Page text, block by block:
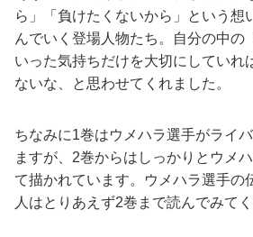
ら」「負けたくないから」という想
んでいく登場人物たち。自分の中の
いった気持ちだけを大切にしていれ
ないな、と思わせてくれました。
ちなみに1巻はウメハラ選手がライ
ますが、2巻からはしっかりとウメ
て描かれています。ウメハラ選手の
人はとりあえず2巻まで読んでみてく